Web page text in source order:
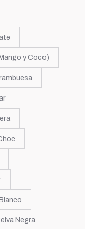
y Coco)
Negra